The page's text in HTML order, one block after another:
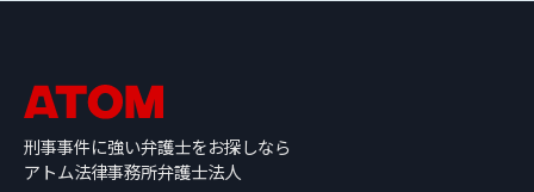
刑事事件に強い弁護士をお探しなら
アトム法律事務所弁護士法人